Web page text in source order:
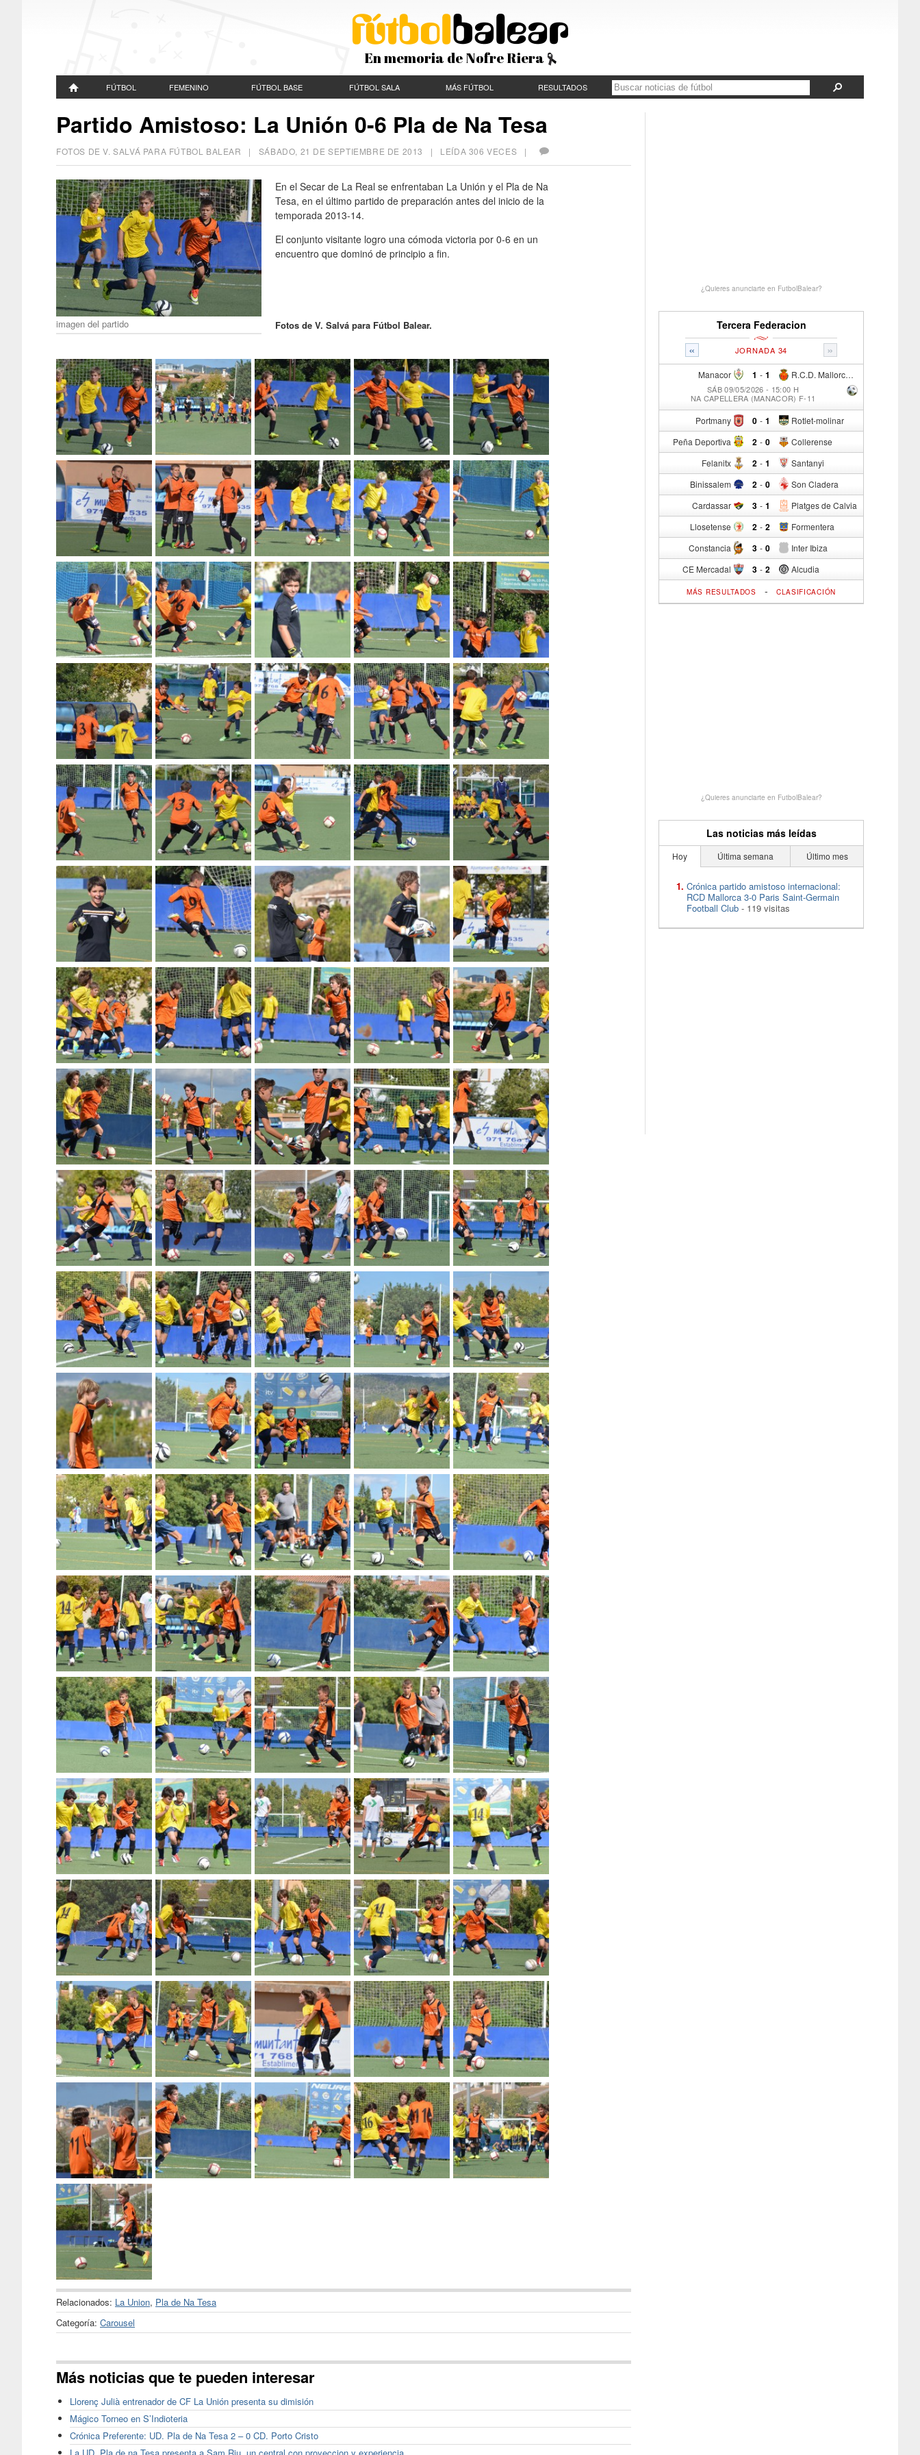
En memoria de Nofre Riera
FÚTBOL FEMENINO FÚTBOL BASE FÚTBOL SALA MÁS FÚTBOL RESULTADOS
Partido Amistoso: La Unión 0-6 Pla de Na Tesa
FOTOS DE V. SALVÁ PARA FÚTBOL BALEAR | SÁBADO, 21 DE SEPTIEMBRE DE 2013 | LEÍDA 306 VECES |
imagen del partido
En el Secar de La Real se enfrentaban La Unión y el Pla de Na
Tesa, en el último partido de preparación antes del inicio de la
temporada 2013-14.
El conjunto visitante logro una cómoda victoria por 0-6 en un
encuentro que dominó de principio a fin.
Fotos de V. Salvá para Fútbol Balear.
Relacionados: La Union, Pla de Na Tesa
Categoría: Carousel
Más noticias que te pueden interesar
Llorenç Julià entrenador de CF La Unión presenta su dimisión
Mágico Torneo en S’Indioteria
Crónica Preferente: UD. Pla de Na Tesa 2 – 0 CD. Porto Cristo
¿Quieres anunciarte en FutbolBalear?
Tercera Federacion
« »
JORNADA 34
Manacor 1 - R.C.D. Mallorca Sad "B"
1
SÁB 09/05/2026 - 15:00 H
NA CAPELLERA (MANACOR) F-11
Portmany 0 - Rotlet-molinar
1
Peña Deportiva 2 - Collerense
0
Felanitx 2 - Santanyi
1
Binissalem 2 - Son Cladera
0
Cardassar 3 - Platges de Calvia
1
Llosetense 2 - Formentera
2
Constancia 3 - Inter Ibiza
0
CE Mercadal 3 - Alcudia
2
MÁS RESULTADOS - CLASIFICACIÓN
¿Quieres anunciarte en FutbolBalear?
Las noticias más leídas
Hoy Última semana Último mes
Crónica partido amistoso internacional:
RCD Mallorca 3-0 Paris Saint-Germain
Football Club - 119 visitas